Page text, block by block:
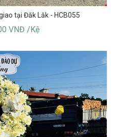
tại Đăk Lăk - HCB055
VNĐ /Kệ